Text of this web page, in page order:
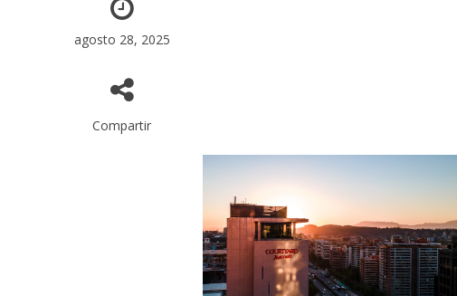
agosto 28, 2025
Compartir